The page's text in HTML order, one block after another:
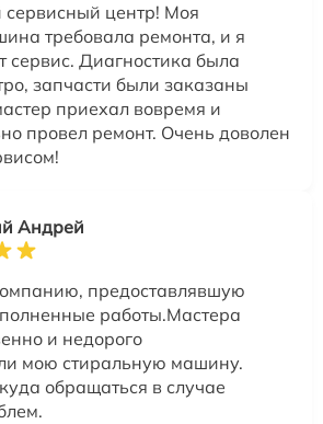
центр! Моя
требовала ремонта, и я
сервис. Диагностика была
запчасти были заказаны
приехал вовремя и
провел ремонт. Очень доволен
Андрей
предоставлявшую
работы.Мастера
и недорого
мою стиральную машину.
обращаться в случае